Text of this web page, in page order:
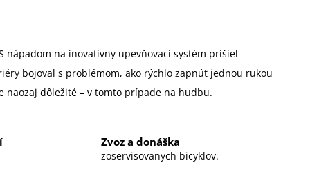
nápadom na inovatívny upevňovací systém prišiel
bojoval s problémom, ako rýchlo zapnúť jednou rukou
naozaj dôležité – v tomto prípade na hudbu.
Zvoz a donáška
zoservisovanych bicyklov.